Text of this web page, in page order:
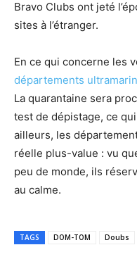
Bravo Clubs ont jeté
sites à l’étranger.
En ce qui concerne les
départements
La quarantaine sera
test de dépistage, ce
ailleurs, les
réelle plus-value : vu
peu de monde, ils
au calme.
TAGS DOM-TOM Doubs